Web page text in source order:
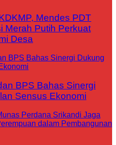
Mendes PDT
Merah Putih Perkuat
Desa
BPS Bahas Sinergi
Sensus Ekonomi